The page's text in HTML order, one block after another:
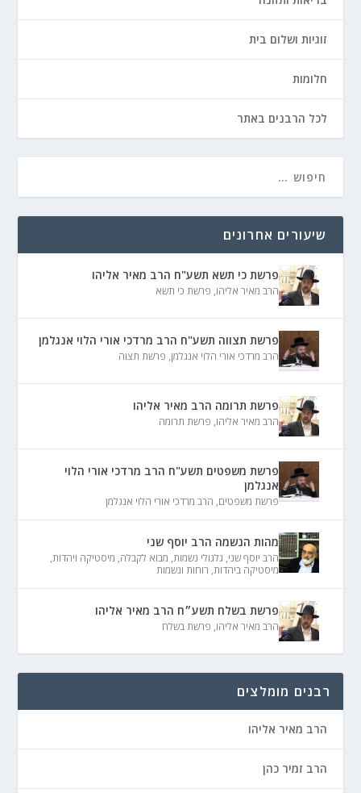
זוגיות ושלום בית
חלומות
לכל הרבנים באתר
שיעורים אחרונים
פרשת כי תשא תשע"ח הרב מאיר אליהו
הרב מאיר אליהו, פרשת כי תשא
פרשת תצווה תשע"ח הרב מרדכי אורי הלוי אנגלמן
הרב מרדכי אורי הלוי אנגלמן, פרשת תצוה
פרשת תרומה הרב מאיר אליהו
הרב מאיר אליהו, פרשת תרומה
פרשת משפטים תשע"ח הרב מרדכי אורי הלוי
אנגלמן
פרשת משפטים, הרב מרדכי אורי הלוי אנגלמן
מהות הנשמה הרב יוסף שני
הרב יוסף שני, גלגולי נשמות, מבוא לקבלה, מיסטיקה ויהדות,
מיסטיקה ביהדות, רוחות ונשמות
פרשת בשלח תשע״ח הרב מאיר אליהו
הרב מאיר אליהו, פרשת בשלח
רבנים מומלצים
הרב מאיר אליהו
הרב זמיר כהן